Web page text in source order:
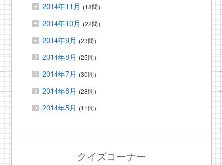
2014年11月 (18問）
2014年10月 (22問）
2014年9月 (23問）
2014年8月 (25問）
2014年7月 (30問）
2014年6月 (28問）
2014年5月 (11問）
クイズコーナー